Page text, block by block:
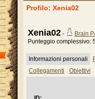
Profilo: Xenia02
Xenia02 - Brain
Punteggio complessivo:
Informazioni personali
Collegamenti
Obiettivi